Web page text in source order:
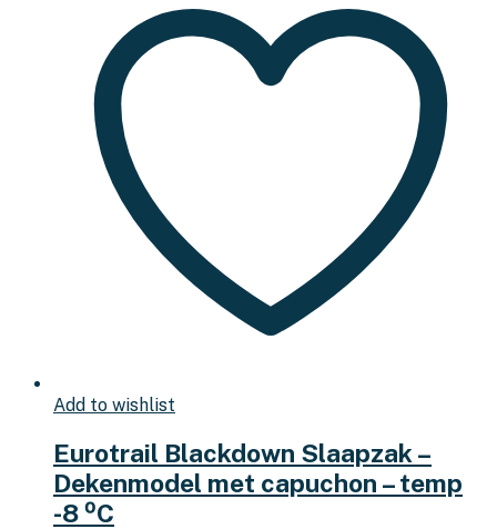
Add to wishlist
Eurotrail Blackdown Slaapzak –
Dekenmodel met capuchon – temp
-8 ⁰C